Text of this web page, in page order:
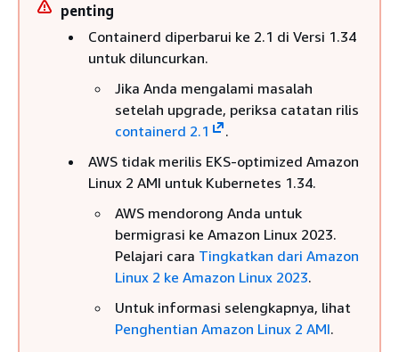
penting
Containerd diperbarui ke 2.1 di Versi 1.34
untuk diluncurkan.
Jika Anda mengalami masalah
setelah upgrade, periksa catatan rilis
containerd 2.1
.
AWS tidak merilis EKS-optimized Amazon
Linux 2 AMI untuk Kubernetes 1.34.
AWS mendorong Anda untuk
bermigrasi ke Amazon Linux 2023.
Pelajari cara Tingkatkan dari Amazon
Linux 2 ke Amazon Linux 2023.
Untuk informasi selengkapnya, lihat
Penghentian Amazon Linux 2 AMI.